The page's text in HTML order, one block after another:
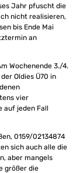
Jahr pfuscht die
nicht realisieren,
bis Ende Mai
an
Wochenende 3./4.
Oldies Ü70 in
vier
auf jeden Fall
0159/02134874
sich auch alle die
aber mangels
größer die